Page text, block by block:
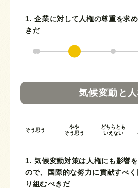
1. 企業に対して人権の尊重を求
きだ
気候変動と
そう思う
やや
そう思う
どちらとも
いえない
1. 気候変動対策は人権にも影響
ので、国際的な努力に貢献すべ
り組むべきだ